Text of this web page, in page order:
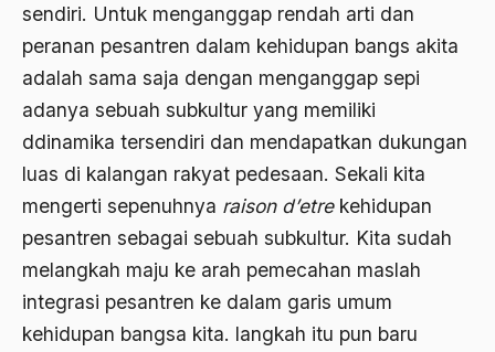
sendiri. Untuk menganggap rendah arti dan
peranan pesantren dalam kehidupan bangs akita
adalah sama saja dengan menganggap sepi
adanya sebuah subkultur yang memiliki
ddinamika tersendiri dan mendapatkan dukungan
luas di kalangan rakyat pedesaan. Sekali kita
mengerti sepenuhnya raison d’etrekehidupan
pesantren sebagai sebuah subkultur. Kita sudah
melangkah maju ke arah pemecahan maslah
integrasi pesantren ke dalam garis umum
kehidupan bangsa kita. langkah itu pun baru
Asas Permusyawaratan
Asas Pluralisme
Asas Tunggal
Asghar Ali Engineer
Ashram Ghandi
Asia
Asia Tenggara